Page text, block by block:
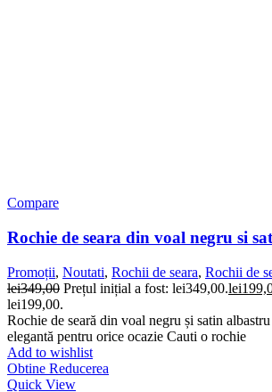
Compare
Rochie de seara din voal negru si
Promoții, Noutati, Rochii de seara, Rochii de
lei349,00 Prețul inițial a fost: lei349,00.lei
lei199,00.
Rochie de seară din voal negru și satin
elegantă pentru orice ocazie Cauti o rochie
Add to wishlist
Obtine Reducerea
Quick View